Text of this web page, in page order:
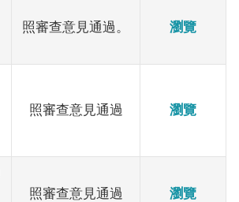
照審查意見通過。 瀏覽
照審查意見通過 瀏覽
照審查意見通過 瀏覽